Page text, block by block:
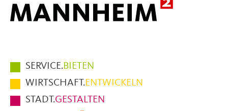
Hauptmenüpunkte
im
Fußbereich
der
SERVICE.BIETEN
WIRTSCHAFT.ENTWICKELN
STADT.GESTALTEN